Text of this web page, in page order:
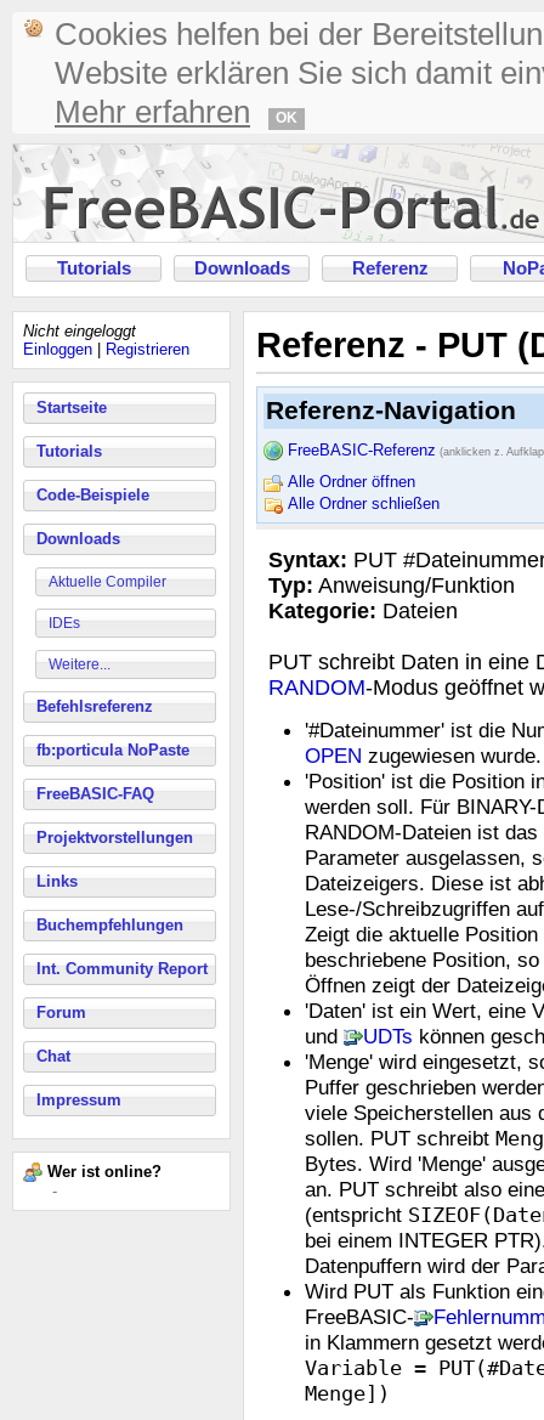
Cookies helfen bei der
Website erklären Sie sich damit
Mehr erfahren
OK
Tutorials Downloads Referenz
Nicht eingeloggt
Einloggen
Registrieren
Startseite
Tutorials
Code-Beispiele
Downloads
Aktuelle Compiler
IDEs
Weitere...
Befehlsreferenz
fb:porticula NoPaste
FreeBASIC-FAQ
Projektvorstellungen
Links
Buchempfehlungen
Int. Community Report
Forum
Chat
Impressum
Wer ist online?
-
Referenz - PUT
Referenz-Navigation
FreeBASIC-Referenz (anklicken z.
Alle Ordner öffnen
Alle Ordner schließen
Syntax: PUT
Typ: Anweisung/Funktion
Kategorie: Dateien
PUT schreibt Daten in eine
RANDOM-Modus geöffnet
'#Dateinummer' ist die
OPEN zugewiesen wurde.
'Position' ist die Position
werden soll. Für
RANDOM-Dateien ist
Parameter ausgelassen,
Dateizeigers. Diese ist
Lese-/Schreibzugriffen
Zeigt die aktuelle
beschriebene Position,
Öffnen zeigt der
'Daten' ist ein Wert, eine
und
UDTs können
'Menge' wird eingesetzt,
Puffer geschrieben
viele Speicherstellen aus
sollen. PUT schreibt
Bytes. Wird 'Menge'
an. PUT schreibt also
(entspricht
bei einem INTEGER
Datenpuffern wird der
Wird PUT als Funktion
FreeBASIC-
in Klammern gesetzt
Variable =
Menge])